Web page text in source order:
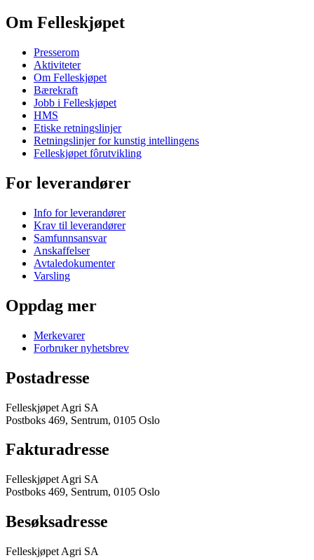
Om Felleskjøpet
Presserom
Aktiviteter
Om Felleskjøpet
Bærekraft
Jobb i Felleskjøpet
HMS
Etiske retningslinjer
Retningslinjer for kunstig intellingens
Felleskjøpet fôrutvikling
For leverandører
Info for leverandører
Krav til leverandører
Samfunnsansvar
Anskaffelser
Avtaledokumenter
Varsling
Oppdag mer
Merkevarer
Forbruker nyhetsbrev
Postadresse
Felleskjøpet Agri SA
Postboks 469, Sentrum, 0105 Oslo
Fakturadresse
Felleskjøpet Agri SA
Postboks 469, Sentrum, 0105 Oslo
Besøksadresse
Felleskjøpet Agri SA